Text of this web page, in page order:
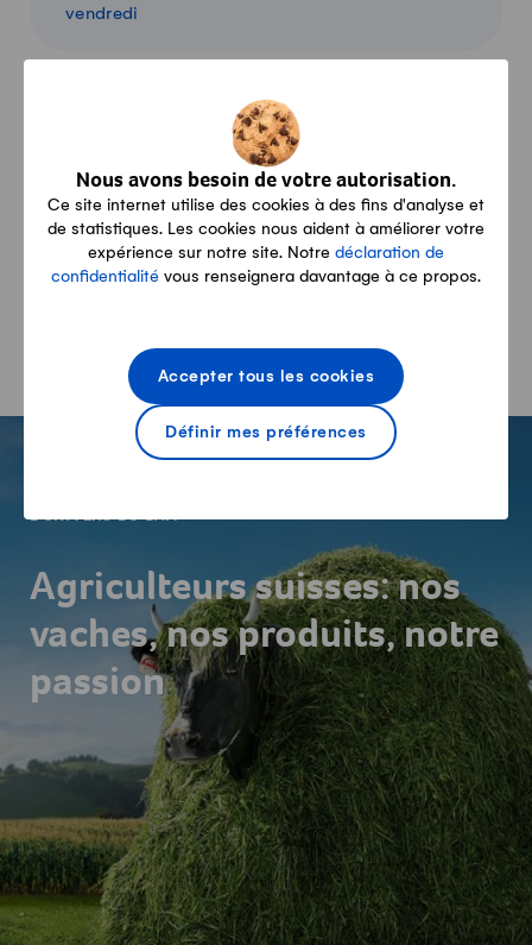
Nous avons besoin de votre autorisation.
Ce site internet utilise des cookies à des fins d'analyse et
de statistiques. Les cookies nous aident à améliorer votre
expérience sur notre site. Notre déclaration de
confidentialité vous renseignera davantage à ce propos.
Définir mes préférences
Accepter tous les cookies
vendredi
Livraison, paiement, retour: toutes les
informations
Agriculteurs suisses: nos
vaches, nos produits, notre
passion